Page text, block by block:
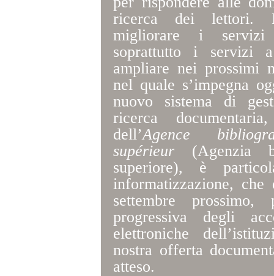
ricerca dei lettori.
migliorare i
soprattutto i servizi
ampliare nei prossimi
nel quale s’impegna
nuovo sistema di
ricerca
dell’Agence
supérieur (Agenzia
superiore), è
informatizzazione, che
settembre prossimo,
progressiva degli
elettroniche
nostra offerta
atteso.